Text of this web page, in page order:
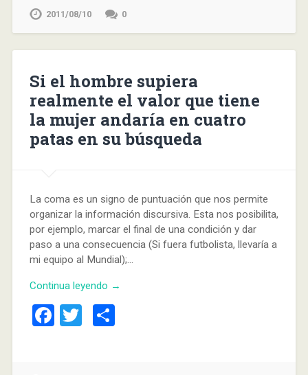
2011/08/10 0
Si el hombre supiera
realmente el valor que tiene
la mujer andaría en cuatro
patas en su búsqueda
La coma es un signo de puntuación que nos permite
organizar la información discursiva. Esta nos posibilita,
por ejemplo, marcar el final de una condición y dar
paso a una consecuencia (Si fuera futbolista, llevaría a
mi equipo al Mundial);…
Continua leyendo →
Facebook
Twitter